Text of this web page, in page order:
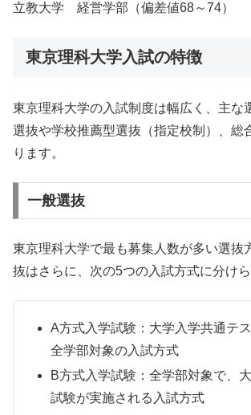
立教大学 経営学部（偏差値68～74）
東京理科大学入試の特徴
東京理科大学の入試制度は幅広く、主な
選抜や学校推薦型選抜（指定校制）、総
ります。
一般選抜
東京理科大学で最も募集人数が多い選抜
抜はさらに、次の5つの入試方式に分けら
A方式入学試験：大学入学共通テ
全学部対象の入試方式
B方式入学試験：全学部対象で、
試験が実施される入試方式